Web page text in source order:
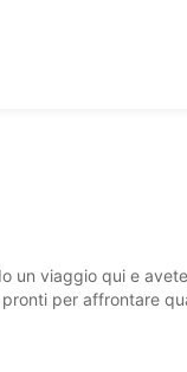
un viaggio qui e
per affrontare